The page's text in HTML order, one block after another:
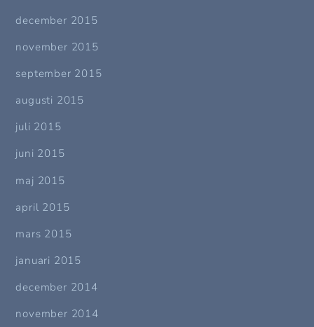
december 2015
november 2015
september 2015
augusti 2015
juli 2015
juni 2015
maj 2015
april 2015
mars 2015
januari 2015
december 2014
november 2014